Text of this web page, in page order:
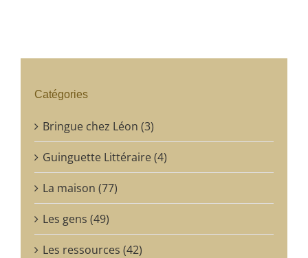
Catégories
Bringue chez Léon (3)
Guinguette Littéraire (4)
La maison (77)
Les gens (49)
Les ressources (42)